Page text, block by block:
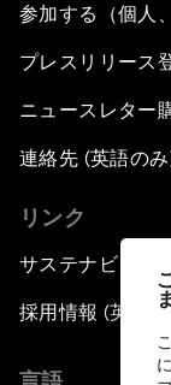
参加する（個人
プレスリリース
ニュースレター
連絡先 (英語の
リンク
サステナビリテ
採用情報 (英語の